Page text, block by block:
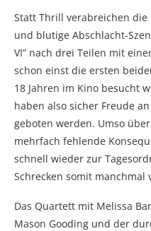
Statt Thrill verabreichen
und blutige Abschlacht-
VI” nach drei Teilen mit
schon einst die ersten
18 Jahren im Kino besucht
haben also sicher Freude
geboten werden. Umso
mehrfach fehlende
schnell wieder zur
Schrecken somit
Das Quartett mit Melissa
Mason Gooding und der